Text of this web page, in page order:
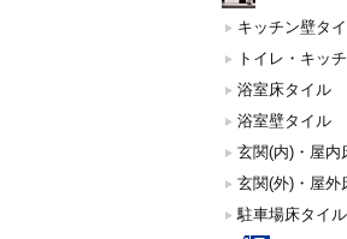
キッチン壁タ
トイレ・キッ
浴室床タイル
浴室壁タイル
玄関(内)・屋内
玄関(外)・屋外
駐車場床タイル